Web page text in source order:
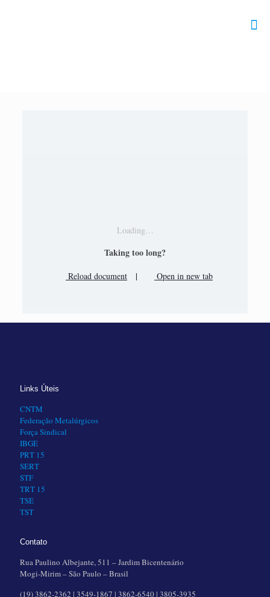
Loading…
Taking too long?
Reload document | Open in new tab
Links Úteis
CNTM
Federação Metalúrgicos
Força Sindical
IBGE
PRT 15
SERT
STF
TRT 15
TSE
TST
Contato
Rua Paulino Albejante, 511 – Jardim Bicentenário
Mogi-Mirim – São Paulo – Brasil
(19) 3862-2362 | 3549-1867 | 3862-6540 | 3805-3935